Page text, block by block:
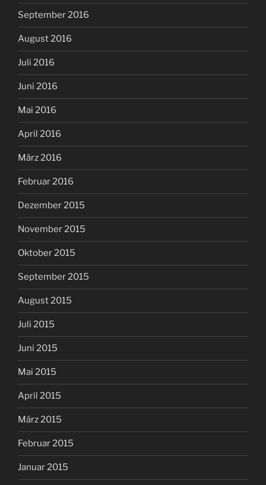
September 2016
August 2016
Juli 2016
Juni 2016
Mai 2016
April 2016
März 2016
Februar 2016
Dezember 2015
November 2015
Oktober 2015
September 2015
August 2015
Juli 2015
Juni 2015
Mai 2015
April 2015
März 2015
Februar 2015
Januar 2015